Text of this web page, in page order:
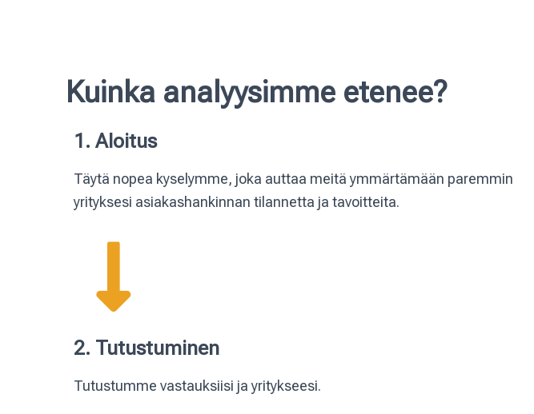
Kuinka analyysimme etenee?
1. Aloitus
Täytä nopea kyselymme, joka auttaa meitä ymmärtämään paremmin
yrityksesi asiakashankinnan tilannetta ja tavoitteita.
2. Tutustuminen
Tutustumme vastauksiisi ja yritykseesi.